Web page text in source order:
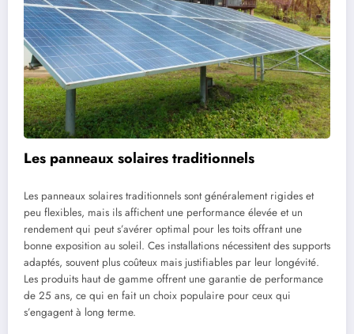
Les panneaux solaires traditionnels
Les panneaux solaires traditionnels sont généralement rigides et
peu flexibles, mais ils affichent une performance élevée et un
rendement qui peut s’avérer optimal pour les toits offrant une
bonne exposition au soleil. Ces installations nécessitent des supports
adaptés, souvent plus coûteux mais justifiables par leur longévité.
Les produits haut de gamme offrent une garantie de performance
de 25 ans, ce qui en fait un choix populaire pour ceux qui
s’engagent à long terme.